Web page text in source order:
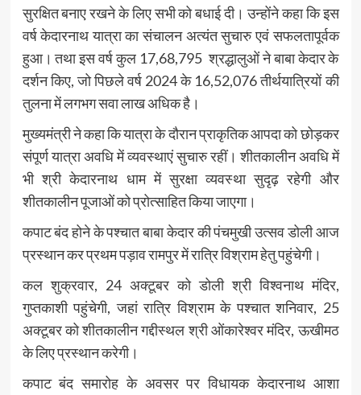
सुरक्षित बनाए रखने के लिए सभी को बधाई दी। उन्होंने कहा कि इस
वर्ष केदारनाथ यात्रा का संचालन अत्यंत सुचारु एवं सफलतापूर्वक
हुआ। तथा इस वर्ष कुल 17,68,795 श्रद्धालुओं ने बाबा केदार के
दर्शन किए, जो पिछले वर्ष 2024 के 16,52,076 तीर्थयात्रियों की
तुलना में लगभग सवा लाख अधिक है।
मुख्यमंत्री ने कहा कि यात्रा के दौरान प्राकृतिक आपदा को छोड़कर
संपूर्ण यात्रा अवधि में व्यवस्थाएं सुचारु रहीं। शीतकालीन अवधि में
भी श्री केदारनाथ धाम में सुरक्षा व्यवस्था सुदृढ़ रहेगी और
शीतकालीन पूजाओं को प्रोत्साहित किया जाएगा।
कपाट बंद होने के पश्चात बाबा केदार की पंचमुखी उत्सव डोली आज
प्रस्थान कर प्रथम पड़ाव रामपुर में रात्रि विश्राम हेतु पहुंचेगी।
कल शुक्रवार, 24 अक्टूबर को डोली श्री विश्वनाथ मंदिर,
गुप्तकाशी पहुंचेगी, जहां रात्रि विश्राम के पश्चात शनिवार, 25
अक्टूबर को शीतकालीन गद्दीस्थल श्री ओंकारेश्वर मंदिर, ऊखीमठ
के लिए प्रस्थान करेगी।
कपाट बंद समारोह के अवसर पर विधायक केदारनाथ आशा